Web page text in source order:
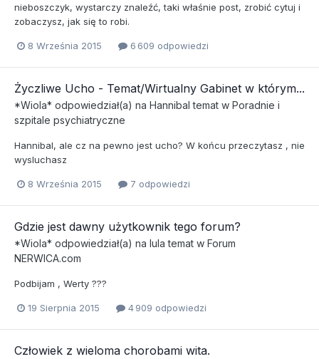
nieboszczyk, wystarczy znaleźć, taki właśnie post, zrobić cytuj i
zobaczysz, jak się to robi.
8 Września 2015 6 609 odpowiedzi
Życzliwe Ucho - Temat/Wirtualny Gabinet w którym...
*Wiola* odpowiedział(a) na Hannibal temat w Poradnie i
szpitale psychiatryczne
Hannibal, ale cz na pewno jest ucho? W końcu przeczytasz , nie
wysluchasz
8 Września 2015 7 odpowiedzi
Gdzie jest dawny użytkownik tego forum?
*Wiola* odpowiedział(a) na lula temat w Forum
NERWICA.com
Podbijam , Werty ???
19 Sierpnia 2015 4 909 odpowiedzi
Człowiek z wieloma chorobami wita.